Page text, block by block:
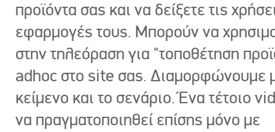
προϊόντα σας και να δείξετε τις
εφαρμογές τους. Μπορούν να
στην τηλεόραση για "τοποθέτηση
adhoc στο site σας. Διαμορφώνουμε
κείμενο και το σενάριο. Ένα τέτοιο
να πραγματοποιηθεί επίσης μόνο με